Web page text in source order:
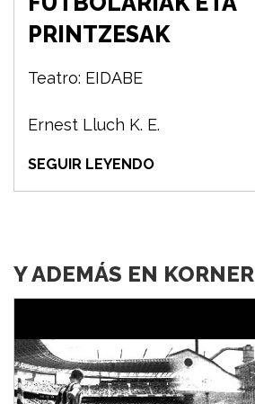
PRINTZESAK
Teatro: EIDABE
Ernest Lluch K. E.
SEGUIR LEYENDO
Y ADEMÁS EN KORNER